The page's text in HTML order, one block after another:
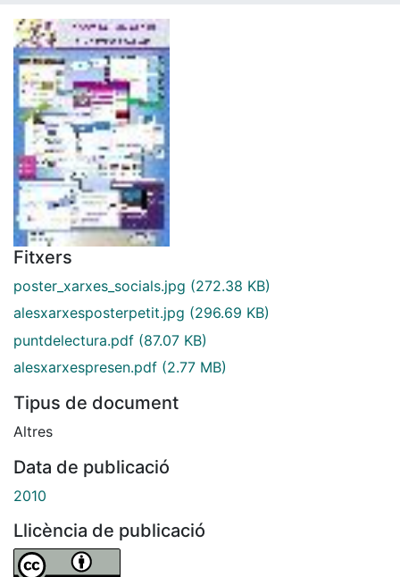
Fitxers
poster_xarxes_socials.jpg (272.38 KB)
alesxarxesposterpetit.jpg (296.69 KB)
puntdelectura.pdf (87.07 KB)
alesxarxespresen.pdf (2.77 MB)
Tipus de document
Altres
Data de publicació
2010
Llicència de publicació